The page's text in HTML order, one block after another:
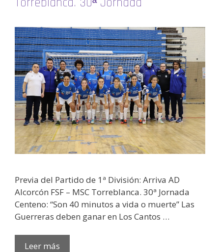
Previa del Partido de 1ª División: Arriva AD
Alcorcón FSF – MSC Torreblanca. 30ª Jornada
Centeno: “Son 40 minutos a vida o muerte” Las
Guerreras deben ganar en Los Cantos …
Leer más